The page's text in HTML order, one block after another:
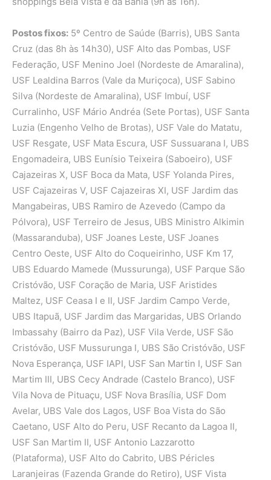
Postos fixos: 5º Centro de Saúde (Barris), UBS Santa
Cruz (das 8h às 14h30), USF Alto das Pombas, USF
Federação, USF Menino Joel (Nordeste de Amaralina),
USF Lealdina Barros (Vale da Muriçoca), USF Sabino
Silva (Nordeste de Amaralina), USF Imbuí, USF
Curralinho, USF Mário Andréa (Sete Portas), USF Santa
Luzia (Engenho Velho de Brotas), USF Vale do Matatu,
USF Resgate, USF Mata Escura, USF Sussuarana I, UBS
Engomadeira, UBS Eunísio Teixeira (Saboeiro), USF
Cajazeiras X, USF Boca da Mata, USF Yolanda Pires,
USF Cajazeiras V, USF Cajazeiras XI, USF Jardim das
Mangabeiras, UBS Ramiro de Azevedo (Campo da
Pólvora), USF Terreiro de Jesus, UBS Ministro Alkimin
(Massaranduba), USF Joanes Leste, USF Joanes
Centro Oeste, USF Alto do Coqueirinho, USF Km 17,
UBS Eduardo Mamede (Mussurunga), USF Parque São
Cristóvão, USF Coração de Maria, USF Aristides
Maltez, USF Ceasa I e II, USF Jardim Campo Verde,
UBS Itapuã, USF Jardim das Margaridas, UBS Orlando
Imbassahy (Bairro da Paz), USF Vila Verde, USF São
Cristóvão, USF Mussurunga I, UBS São Cristóvão, USF
Nova Esperança, USF IAPI, USF San Martin I, USF San
Martim III, UBS Cecy Andrade (Castelo Branco), USF
Vila Nova de Pituaçu, USF Nova Brasília, USF Dom
Avelar, UBS Vale dos Lagos, USF Boa Vista do São
Caetano, USF Alto do Peru, USF Recanto da Lagoa II,
USF San Martim II, USF Antonio Lazzarotto
(Plataforma), USF Alto do Cabrito, UBS Péricles
Laranjeiras (Fazenda Grande do Retiro), USF Vista